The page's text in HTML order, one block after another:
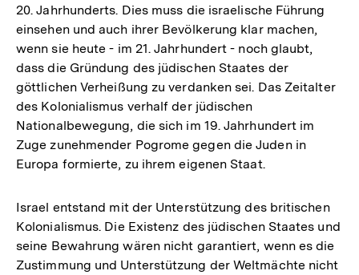
20. Jahrhunderts. Dies muss die israelische Führung
einsehen und auch ihrer Bevölkerung klar machen,
wenn sie heute - im 21. Jahrhundert - noch glaubt,
dass die Gründung des jüdischen Staates der
göttlichen Verheißung zu verdanken sei. Das Zeitalter
des Kolonialismus verhalf der jüdischen
Nationalbewegung, die sich im 19. Jahrhundert im
Zuge zunehmender Pogrome gegen die Juden in
Europa formierte, zu ihrem eigenen Staat.
Israel entstand mit der Unterstützung des britischen
Kolonialismus. Die Existenz des jüdischen Staates und
seine Bewahrung wären nicht garantiert, wenn es die
Zustimmung und Unterstützung der Weltmächte nicht